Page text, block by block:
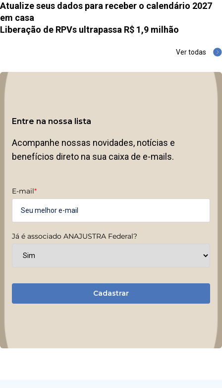
Atualize seus dados para receber o calendário 2027
em casa
Liberação de RPVs ultrapassa R$ 1,9 milhão
Ver todas
Entre na nossa lista
Acompanhe nossas novidades, notícias e
benefícios direto na sua caixa de e-mails.
E-mail*
Já é associado ANAJUSTRA Federal?
Cadastrar